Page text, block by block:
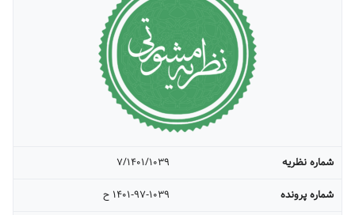
شماره نظریه
۷/۱۴۰۱/۱۰۳۹
شماره پرونده
۱۴۰۱-۹۷-۱۰۳۹ ح